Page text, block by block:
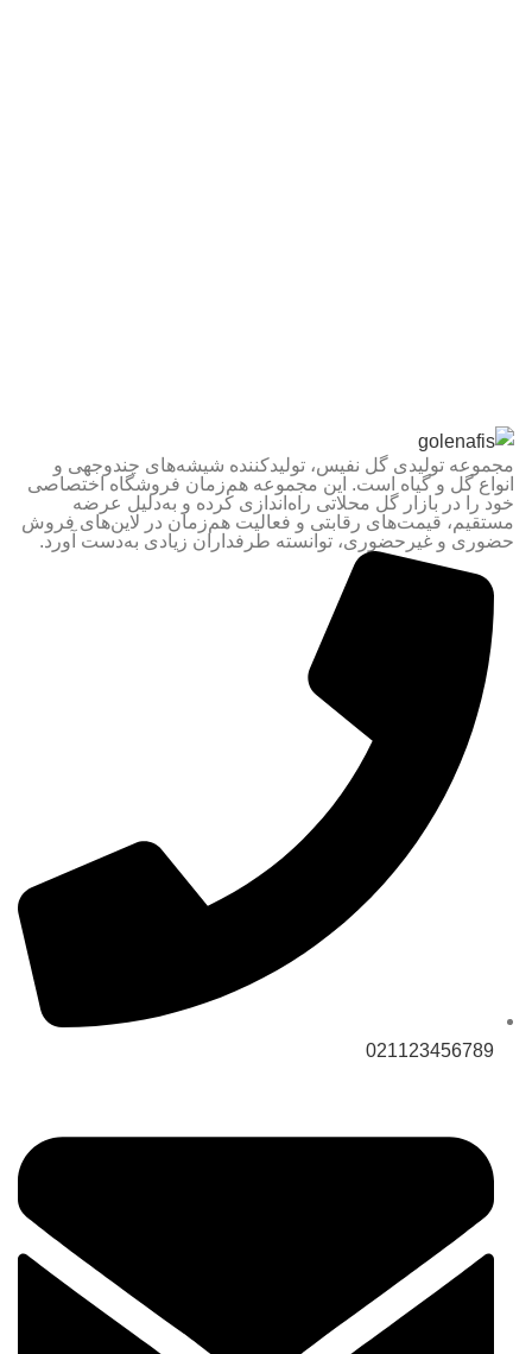
مجموعه تولیدی گل نفیس، تولیدکننده شیشه‌های چندوجهی و
انواع گل و گیاه است. این مجموعه هم‌زمان فروشگاه اختصاصی
خود را در بازار گل محلاتی راه‌اندازی کرده و به‌دلیل عرضه
مستقیم، قیمت‌های رقابتی و فعالیت هم‌زمان در لاین‌های فروش
حضوری و غیرحضوری، توانسته طرفداران زیادی به‌دست آورد.
021123456789